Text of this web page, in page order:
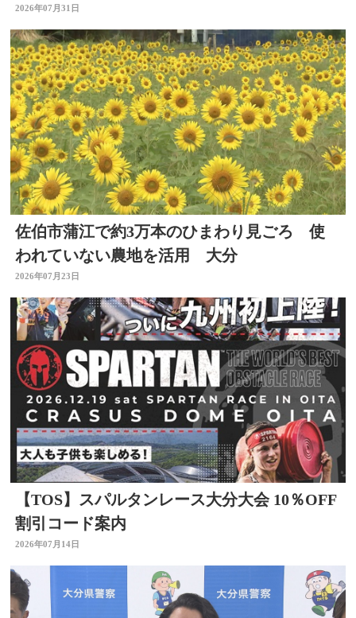
臣 大分
2026年07月31日
佐伯市蒲江で約3万本のひまわり見ごろ 使
われていない農地を活用 大分
2026年07月23日
【TOS】スパルタンレース大分大会 10％OFF
割引コード案内
2026年07月14日